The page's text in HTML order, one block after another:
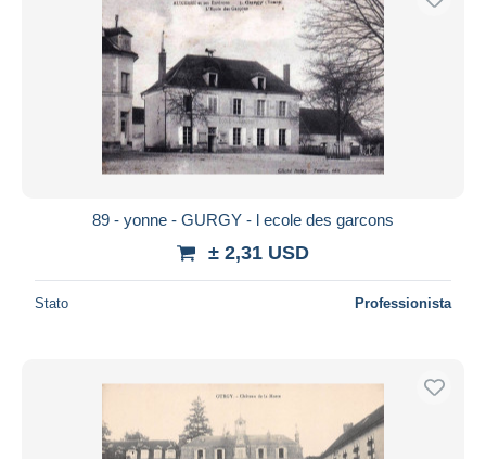
89 - yonne - GURGY - l ecole des garcons
± 2,31 USD
Stato Professionista